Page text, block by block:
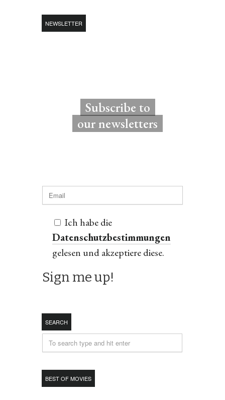
NEWSLETTER
Subscribe to
our newsletters
Ich habe die
Datenschutzbestimmungen
gelesen und akzeptiere diese.
SEARCH
BEST OF MOVIES